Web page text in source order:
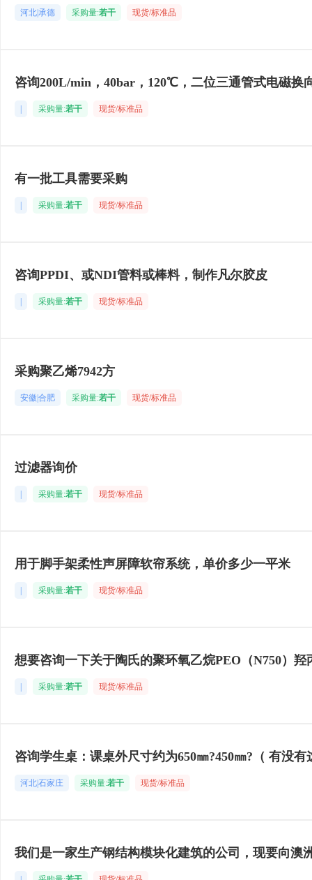
河北|承德 采购量:若干 现货/标准品
咨询200L/min，40bar，120℃，二位三通管式电磁换
采购量:若干 现货/标准品
有一批工具需要采购
采购量:若干 现货/标准品
咨询PPDI、或NDI管料或棒料，制作凡尔胶皮
采购量:若干 现货/标准品
采购聚乙烯7942方
安徽|合肥 采购量:若干 现货/标准品
过滤器询价
采购量:若干 现货/标准品
用于脚手架柔性声屏障软帘系统，单价多少一平米
采购量:若干 现货/标准品
想要咨询一下关于陶氏的聚环氧乙烷PEO（N750）
采购量:若干 现货/标准品
咨询学生桌：课桌外尺寸约为650㎜?450㎜?（ 有没有
河北|石家庄 采购量:若干 现货/标准品
我们是一家生产钢结构模块化建筑的公司，现要向